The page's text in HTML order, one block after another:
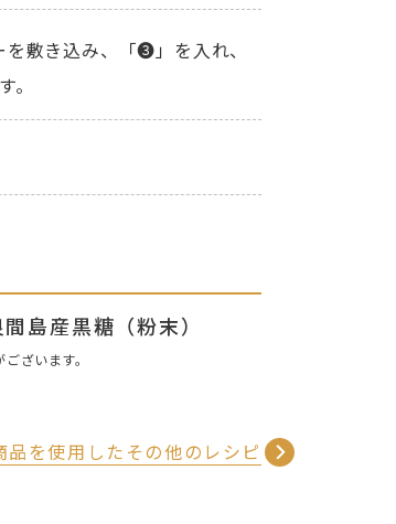
敷き込み、「❸」を入れ、
島産黒糖（粉末）
ざいます。
品を使用したその他のレシピ